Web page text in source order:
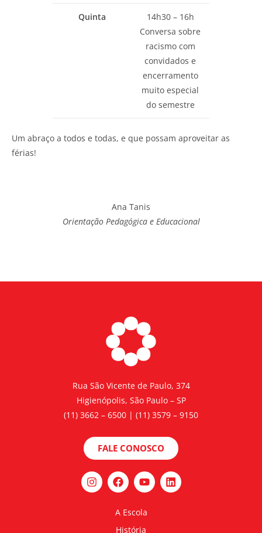
Quinta
14h30 – 16h
Conversa sobre
racismo com
convidados e
encerramento
muito especial
do semestre
Um abraço a todos e todas, e que possam aproveitar as
férias!
Ana Tanis
Orientação Pedagógica e Educacional
Rua São Vicente de Paulo, 374
Higienópolis, São Paulo – SP
(11) 3662 – 6500 | (11) 3579 – 9150
FALE CONOSCO
A Escola
História